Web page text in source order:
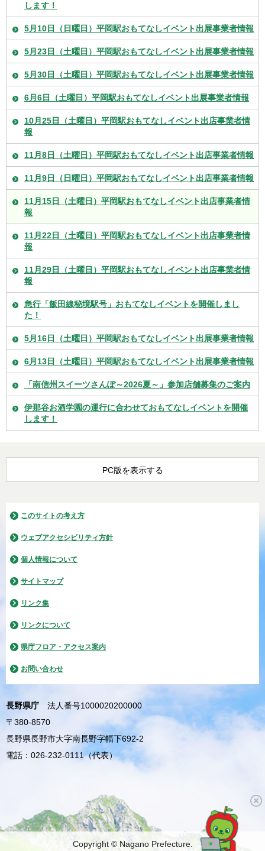
します！
5月10日（日曜日）平岡駅おもてなしイベント出展事業者情報
5月23日（土曜日）平岡駅おもてなしイベント出展事業者情報
5月30日（土曜日）平岡駅おもてなしイベント出展事業者情報
6月6日（土曜日）平岡駅おもてなしイベント出展事業者情報
10月25日（土曜日）平岡駅おもてなしイベント出店事業者情
報
11月8日（土曜日）平岡駅おもてなしイベント出店事業者情報
11月9日（日曜日）平岡駅おもてなしイベント出店事業者情報
11月15日（土曜日）平岡駅おもてなしイベント出店事業者情
報
11月22日（土曜日）平岡駅おもてなしイベント出店事業者情
報
11月29日（土曜日）平岡駅おもてなしイベント出店事業者情
報
急行「飯田線秘境駅号」おもてなしイベントを開催しまし
た！
5月16日（土曜日）平岡駅おもてなしイベント出展事業者情報
6月13日（土曜日）平岡駅おもてなしイベント出展事業者情報
「南信州スイーツさんぽ～2026夏～」参加店舗募集のご案内
伊那谷お酒学園の運行に合わせておもてなしイベントを開催
します！
PC版を表示する
このサイトの考え方
ウェブアクセシビリティ方針
個人情報について
サイトマップ
リンク集
リンクについて
県庁フロア・アクセス案内
お問い合わせ
長野県庁
法人番号1000020200000
〒380-8570
長野県長野市大字南長野字幅下692-2
電話：026-232-0111（代表）
Copyright © Nagano Prefecture.